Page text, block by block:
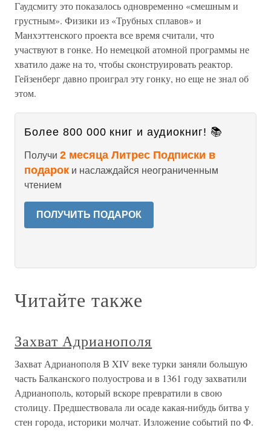
Гаудсмиту это показалось одновременно «смешным и
грустным». Физики из «Трубных сплавов» и
Манхэттенского проекта все время считали, что
участвуют в гонке. Но немецкой атомной программы не
хватило даже на то, чтобы сконструировать реактор.
Гейзенберг давно проиграл эту гонку, но еще не знал об
этом.
Более 800 000 книг и аудиокниг! 📚
Получи 2 месяца Литрес Подписки в
подарок и наслаждайся неограниченным
чтением
ПОЛУЧИТЬ ПОДАРОК
Читайте также
Захват Адрианополя
Захват Адрианополя В XIV веке турки заняли большую
часть Балканского полуострова и в 1361 году захватили
Адрианополь, который вскоре превратили в свою
столицу. Предшествовала ли осаде какая-нибудь битва у
стен города, историки молчат. Изложение событий по Ф.